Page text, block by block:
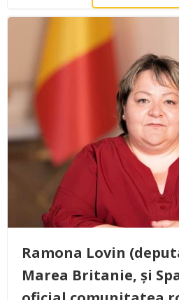
Ramona Lovin
Marea Britanie, și